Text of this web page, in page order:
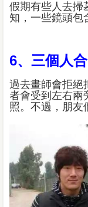
假期有些人去掃
知，一些鏡頭包
6、三個人
過去畫師會拒絕
者會受到左右兩
照。不過，朋友